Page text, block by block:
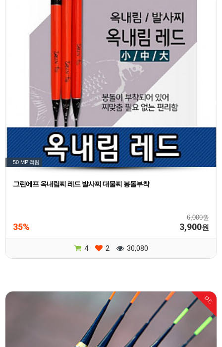
50 MP 적립
그린에프 옥내림찌 레드 발사찌 대물찌 봉돌부착
6,000원
35% 3,900원
4 2 30,080
DC